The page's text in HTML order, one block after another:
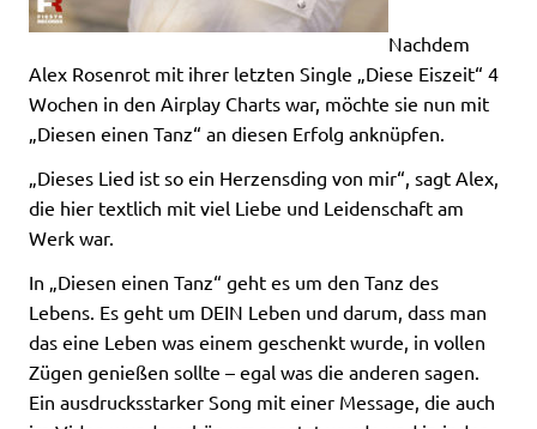
Nachdem
Alex Rosenrot mit ihrer letzten Single „Diese Eiszeit“ 4
Wochen in den Airplay Charts war, möchte sie nun mit
„Diesen einen Tanz“ an diesen Erfolg anknüpfen.
„Dieses Lied ist so ein Herzensding von mir“, sagt Alex,
die hier textlich mit viel Liebe und Leidenschaft am
Werk war.
In „Diesen einen Tanz“ geht es um den Tanz des
Lebens. Es geht um DEIN Leben und darum, dass man
das eine Leben was einem geschenkt wurde, in vollen
Zügen genießen sollte – egal was die anderen sagen.
Ein ausdrucksstarker Song mit einer Message, die auch